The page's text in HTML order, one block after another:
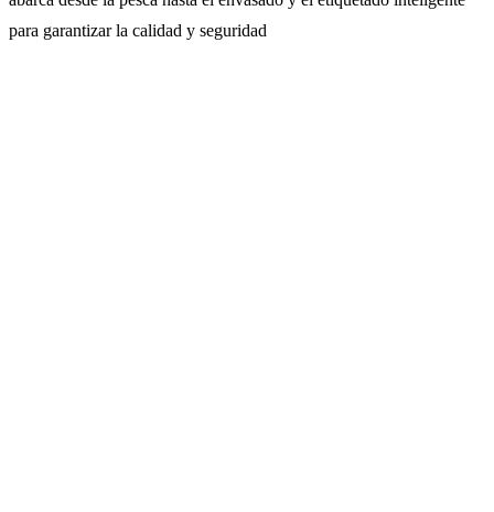
para garantizar la calidad y seguridad